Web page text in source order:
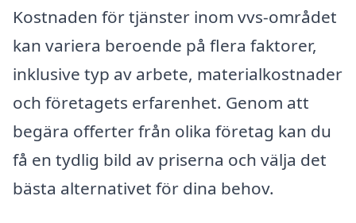
Kostnaden för tjänster inom vvs-området
kan variera beroende på flera faktorer,
inklusive typ av arbete, materialkostnader
och företagets erfarenhet. Genom att
begära offerter från olika företag kan du
få en tydlig bild av priserna och välja det
bästa alternativet för dina behov.